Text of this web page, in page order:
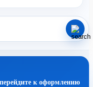
к оформлению